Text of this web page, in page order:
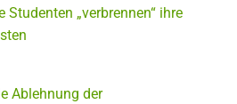
Studenten „verbrennen“ ihre
Ablehnung der